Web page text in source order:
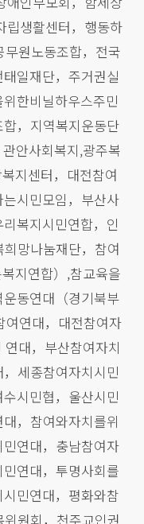
립생활센터，행동하
원노동조합，전국
일재단，주거권실
한비닐하우스주민
，지역복지운동단
안사회복지,광주복
지센터，대전참여
시민모임，부산사
복지시민연합，인
망나눔재단，참여
지연합）,참교육을
동연대（경기북부
여연대，대전참여자
대，부산참여자치
세종참여자치시민
시민협，울산시민
，참여와자치를위
연대，충남참여자
연대，투명사회를
민연대，평화와참
원회，천주교인권